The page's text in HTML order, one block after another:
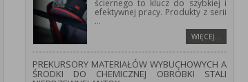
ściernego to klucz do szybkiej i
efektywnej pracy. Produkty z serii
...
WIĘCEJ…
PREKURSORY MATERIAŁÓW WYBUCHOWYCH A
ŚRODKI DO CHEMICZNEJ OBRÓBKI STALI